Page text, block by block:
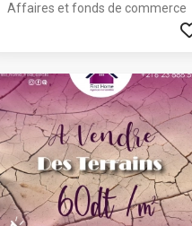
Affaires et fonds de commerce